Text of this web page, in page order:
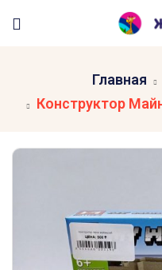
Главная
Конструктор